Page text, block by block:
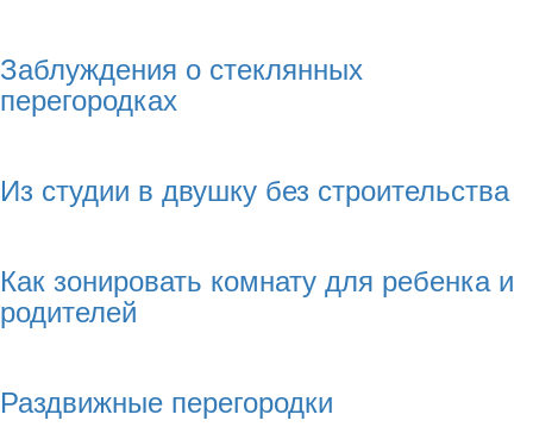
Заблуждения о стеклянных
перегородках
Из студии в двушку без строительства
Как зонировать комнату для ребенка и
родителей
Раздвижные перегородки